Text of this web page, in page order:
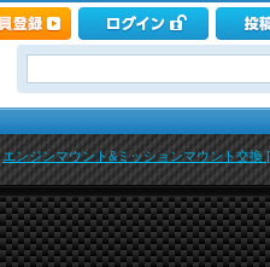
エンジンマウント&ミッションマウント交換